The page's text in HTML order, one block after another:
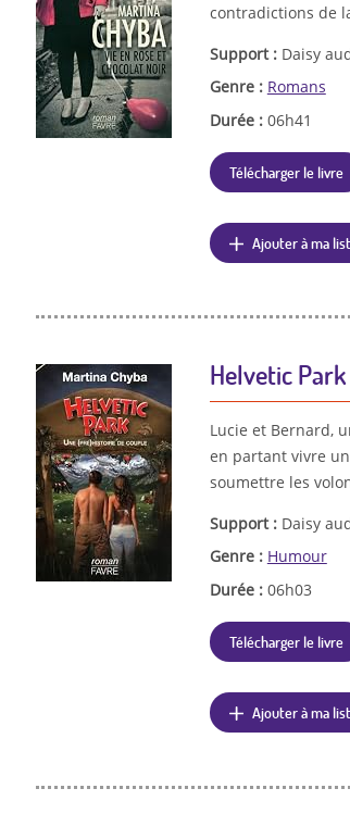
contradictions de
Support : Daisy
Genre : Romans
Durée : 06h41
Télécharger le livre
Ajouter à ma
Helvetic
Lucie et Bernard,
en partant vivre
soumettre les
Support : Daisy
Genre : Humour
Durée : 06h03
Télécharger le livre
Ajouter à ma